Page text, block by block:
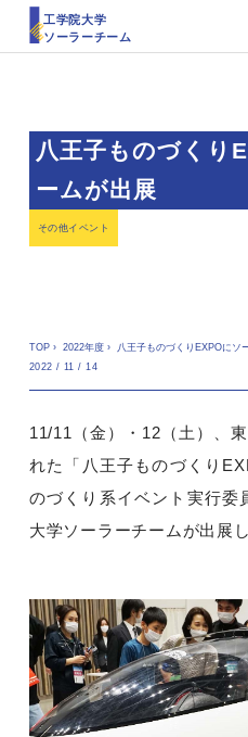
工学院大学
ソーラーチーム
八王子ものづくり
ームが出展
その他イベント
TOP› 2022年度›
八王子ものづくりEXPOにソ
2022 / 11 / 14
11/11（金）・12（土）、
れた「八王子ものづくり
のづくり系イベント実行委
大学ソーラーチームが出展